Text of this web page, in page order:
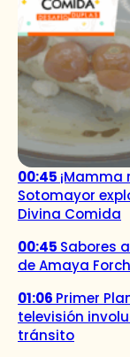
00:45
Sotomayor
Divina Comida
00:45 Sabores
de Amaya
01:06 Primer
televisión
tránsito